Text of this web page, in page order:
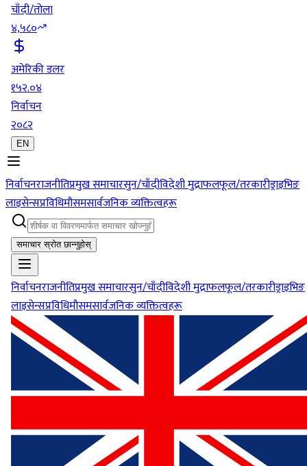
चाँदी/तोला
४,५८०
अमेरिकी डलर
१५२.०४
निर्वाचन
२०८२
EN
निर्वाचनराजनीतिप्रमुख समाचारसुन/चाँदीविदेशी मुद्राफलफूल/तरकारीड्राइभिङ
लाइसेन्सप्रविधिमौसमसार्वजनिक व्यक्तित्वहरू
समाचार स्रोत छान्नुहोस्
निर्वाचनराजनीतिप्रमुख समाचारसुन/चाँदीविदेशी मुद्राफलफूल/तरकारीड्राइभिङ
लाइसेन्सप्रविधिमौसमसार्वजनिक व्यक्तित्वहरू